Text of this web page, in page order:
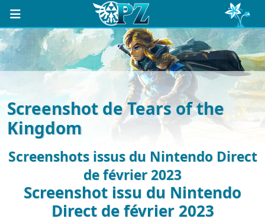
Screenshot de Tears of the
Kingdom
Screenshots issus du Nintendo Direct
de février 2023
Screenshot issu du Nintendo
Direct de février 2023